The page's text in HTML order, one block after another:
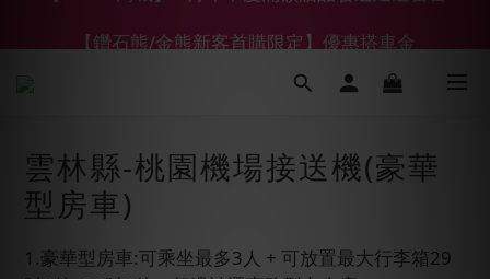
下單前綁定LINE會員加碼折100元
【鑽石熊/金熊新客首購限定】優惠搭車金
雲林縣-桃園機場接送機(豪華
型房車)
1.豪華型房車:可乘坐最多3人 + 可放置最大行李箱29